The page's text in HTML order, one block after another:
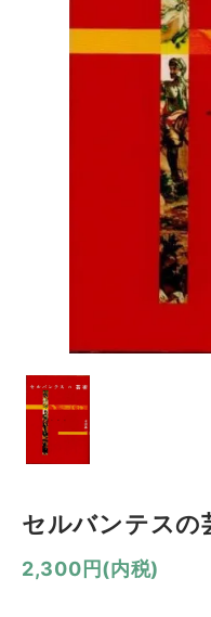
セルバンテス
2,300円(内税)